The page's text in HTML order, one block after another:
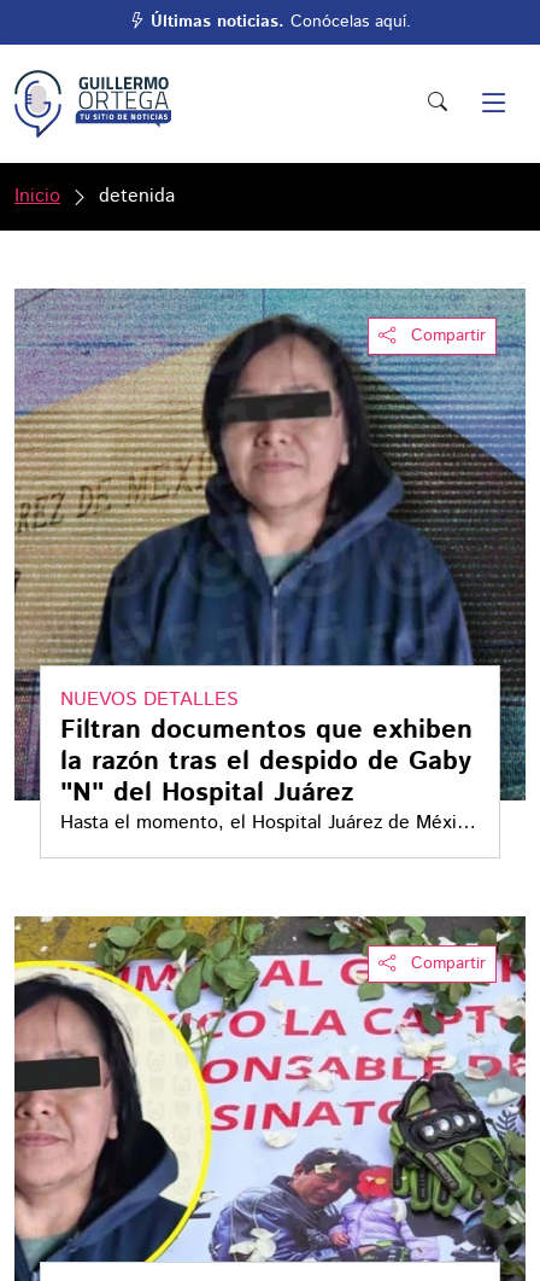
Últimas noticias. Conócelas aquí.
Inicio detenida
Compartir
NUEVOS DETALLES
Filtran documentos que exhiben
la razón tras el despido de Gaby
"N" del Hospital Juárez
Hasta el momento, el Hospital Juárez de México
no ha confirmado públicamente la autenticidad
Compartir